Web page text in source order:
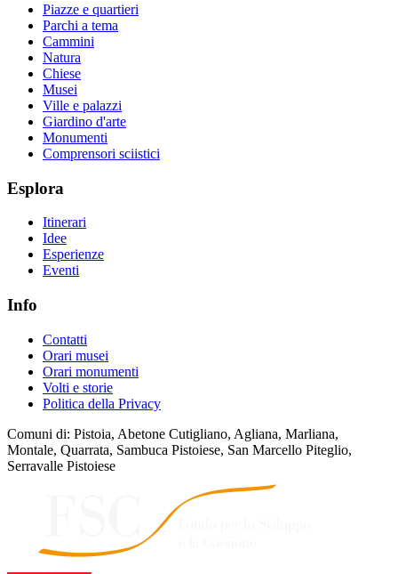
Piazze e quartieri
Parchi a tema
Cammini
Natura
Chiese
Musei
Ville e palazzi
Giardino d'arte
Monumenti
Comprensori sciistici
Esplora
Itinerari
Idee
Esperienze
Eventi
Info
Contatti
Orari musei
Orari monumenti
Volti e storie
Politica della Privacy
Comuni di: Pistoia, Abetone Cutigliano, Agliana, Marliana,
Montale, Quarrata, Sambuca Pistoiese, San Marcello Piteglio,
Serravalle Pistoiese